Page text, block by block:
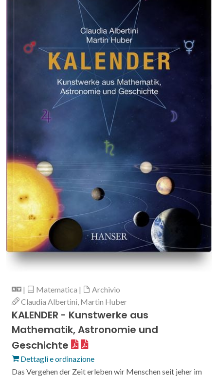
| Matematica |
Archivio
Claudia Albertini, Martin Huber
KALENDER - Kunstwerke aus
Mathematik, Astronomie und
Geschichte
Dettagli e ordinazione
Das Vergehen der Zeit erleben wir Menschen seit jeher im